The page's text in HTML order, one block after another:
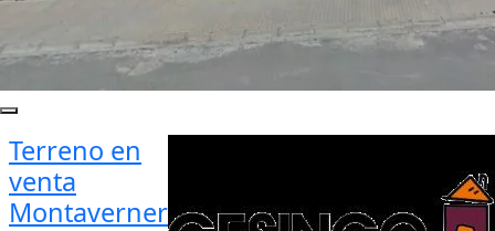
Terreno en
venta
Montaverner